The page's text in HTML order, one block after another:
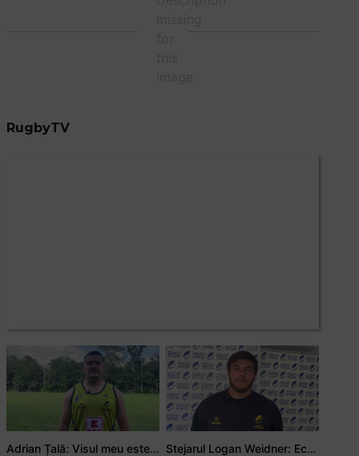
RugbyTV
Adrian Țală: Visul meu este să debutez pentru România Stejarul Logan Weidner: Echipa a muncit mult, iar asta se va vedea în meciurile de la Nations Cup